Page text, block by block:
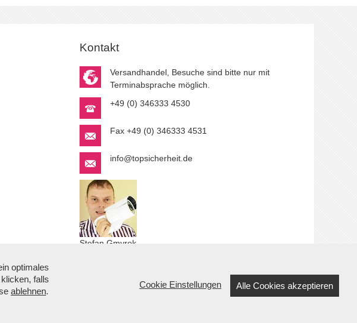
Kontakt
Versandhandel, Besuche sind bitte nur mit
Terminabsprache möglich.
+49 (0) 346333 4530
Fax +49 (0) 346333 4531
info@topsicherheit.de
Stefan Gmyrek
optimales
falls
ablehnen.
Cookie Einstellungen Alle Cookies akzeptieren